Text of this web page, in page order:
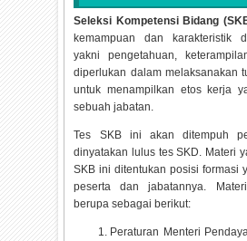
Seleksi Kompetensi Bidang
kemampuan dan karakteristik
yakni pengetahuan,
diperlukan dalam melaksanakan
untuk menampilkan etos kerja
sebuah jabatan.
Tes SKB ini akan ditempuh
dinyatakan lulus tes SKD. Materi
SKB ini ditentukan posisi formasi
peserta dan jabatannya.
berupa sebagai berikut:
Peraturan Menteri